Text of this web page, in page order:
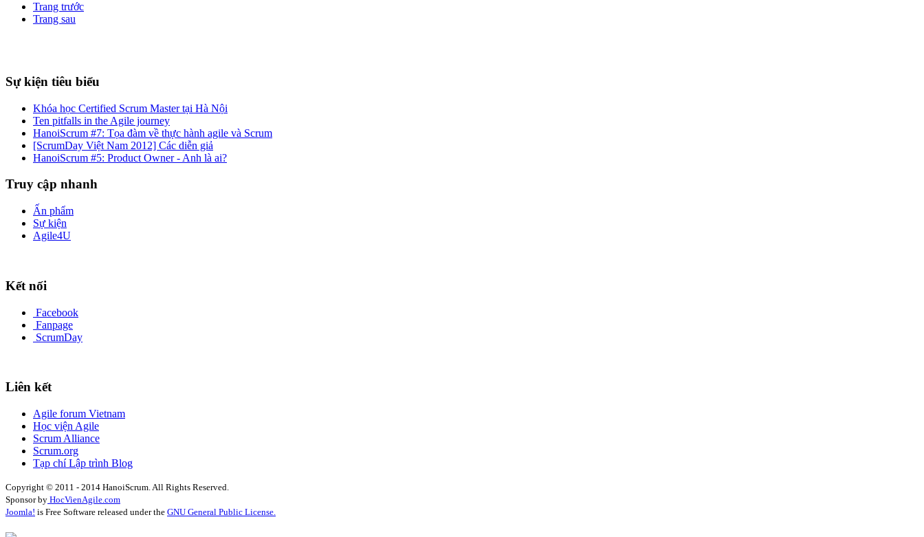
Trang trước
Trang sau
Sự kiện tiêu biểu
Khóa học Certified Scrum Master tại Hà Nội
Ten pitfalls in the Agile journey
HanoiScrum #7: Tọa đàm về thực hành agile và Scrum
[ScrumDay Việt Nam 2012] Các diễn giả
HanoiScrum #5: Product Owner - Anh là ai?
Truy cập nhanh
Ấn phẩm
Sự kiện
Agile4U
Kết nối
Facebook
Fanpage
ScrumDay
Liên kết
Agile forum Vietnam
Học viện Agile
Scrum Alliance
Scrum.org
Tạp chí Lập trình Blog
Copyright © 2011 - 2014 HanoiScrum. All Rights Reserved.
Sponsor by HocVienAgile.com
Joomla! is Free Software released under the GNU General Public License.